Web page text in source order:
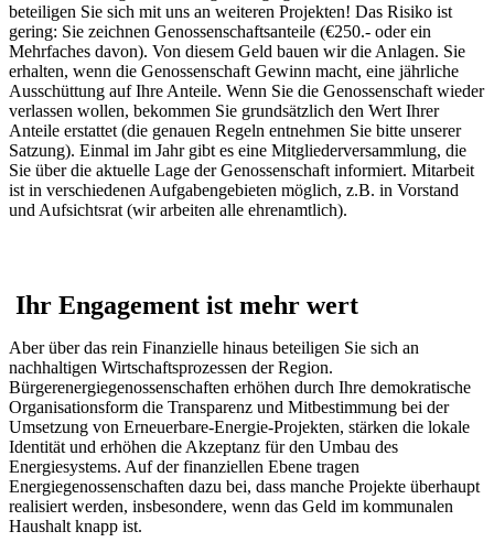
beteiligen Sie sich mit uns an weiteren Projekten! Das Risiko ist
gering: Sie zeichnen Genossenschaftsanteile (€250.- oder ein
Mehrfaches davon). Von diesem Geld bauen wir die Anlagen. Sie
erhalten, wenn die Genossenschaft Gewinn macht, eine jährliche
Ausschüttung auf Ihre Anteile. Wenn Sie die Genossenschaft wieder
verlassen wollen, bekommen Sie grundsätzlich den Wert Ihrer
Anteile erstattet (die genauen Regeln entnehmen Sie bitte unserer
Satzung). Einmal im Jahr gibt es eine Mitgliederversammlung, die
Sie über die aktuelle Lage der Genossenschaft informiert. Mitarbeit
ist in verschiedenen Aufgabengebieten möglich, z.B. in Vorstand
und Aufsichtsrat (wir arbeiten alle ehrenamtlich).
Ihr Engagement ist mehr wert
Aber über das rein Finanzielle hinaus beteiligen Sie sich an
nachhaltigen Wirtschaftsprozessen der Region.
Bürgerenergiegenossenschaften erhöhen durch Ihre demokratische
Organisationsform die Transparenz und Mitbestimmung bei der
Umsetzung von Erneuerbare-Energie-Projekten, stärken die lokale
Identität und erhöhen die Akzeptanz für den Umbau des
Energiesystems. Auf der finanziellen Ebene tragen
Energiegenossenschaften dazu bei, dass manche Projekte überhaupt
realisiert werden, insbesondere, wenn das Geld im kommunalen
Haushalt knapp ist.